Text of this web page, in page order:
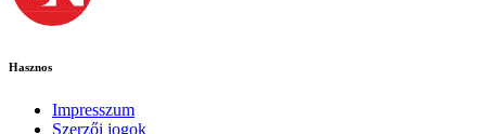
Hasznos
Impresszum
Szerzői jogok